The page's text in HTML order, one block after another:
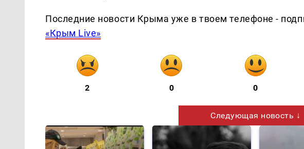
Последние новости Крыма уже в твоем телефоне -
«Крым Live»
2 0 0
Следующая новость ↓